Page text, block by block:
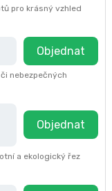
pro krásný vzhled
Objednat
nebezpečných
Objednat
a ekologický řez